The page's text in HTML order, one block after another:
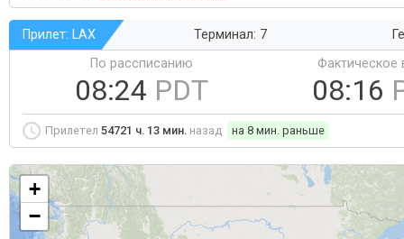
Прилет: LAX Терминал: 7
По рассписанию
08:24 PDT
Фактическое
08:16
Прилетел 54721 ч. 13 мин. назад на 8 мин. раньше
+
−